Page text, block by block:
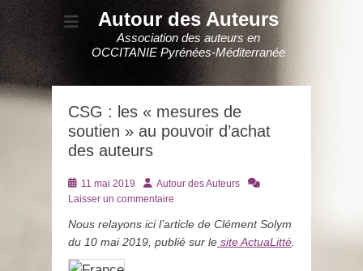
Autour des Auteurs
Association des auteurs en
OCCITANIE Pyrénées-Méditerranée
CSG : les « mesures de
soutien » au pouvoir d’achat
des auteurs
Posté
le
11 mai 2019 AuteurAutour des Auteurs
Laisser un commentaire
Nous relayons ici l’article de Clément Solym
du 10 mai 2019, publié sur le site ActuaLitté